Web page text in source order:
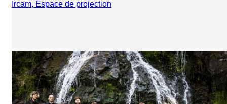
Ircam, Espace de projection